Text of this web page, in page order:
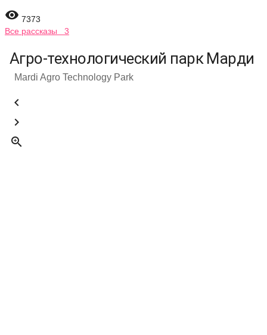
 7373
Все рассказы 3
Агро-технологический парк Марди
Mardi Agro Technology Park


